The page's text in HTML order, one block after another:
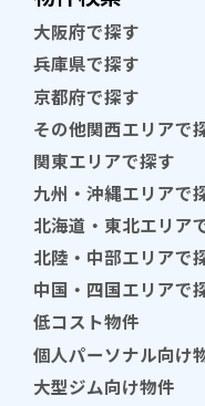
大阪府で探す
兵庫県で探す
京都府で探す
その他関西エリアで
関東エリアで探す
九州・沖縄エリアで
北海道・東北エリア
北陸・中部エリアで
中国・四国エリアで
低コスト物件
個人パーソナル向け
大型ジム向け物件